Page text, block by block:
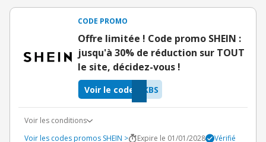
CODE PROMO
Offre limitée ! Code promo SHEIN :
jusqu'à 30% de réduction sur TOUT
le site, décidez-vous !
KBS
Voir le code
Voir les conditions
Voir les codes promos SHEIN >
Expire le 01/01/2028 Vérifié